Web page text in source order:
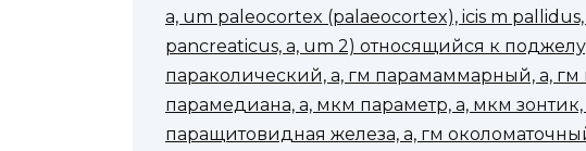
a, um paleocortex (palaeocortex), icis m
pancreaticus, a, um 2) относящийся к
параколический, а, гм парамаммарный, а, гм
парамедиана, а, мкм параметр, а, мкм
паращитовидная железа, а, гм